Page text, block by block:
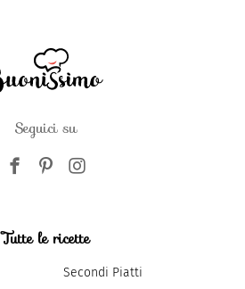
Seguici su
Tutte le ricette
Secondi Piatti